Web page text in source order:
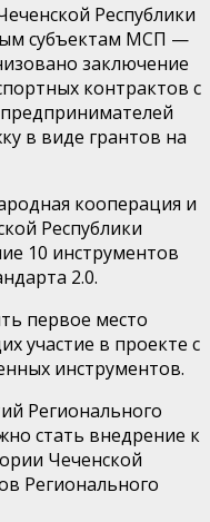
Республики
субъектам МСП —
заключение
контрактов с
в виде грантов на
кооперация и
Республики
10 инструментов
2.0.
первое место
участие в проекте с
инструментов.
Регионального
стать внедрение к
Чеченской
Регионального